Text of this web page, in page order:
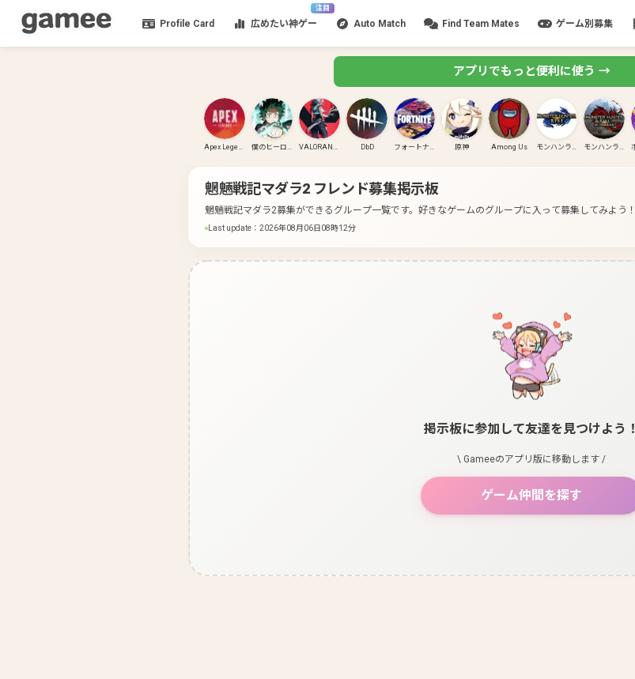
Profile Card
注目
広めたい神ゲー Auto Match Find Team Mates ゲーム別募集
アプリでもっと便利に使う →
Apex Legends 僕のヒーローアカデミア ULTRA RUMBLE VALORANT(PC) DbD フォートナイト 原神 Among Us モンハンライズ モンハンライズ:サンブレイク
魍魎戦記マダラ2 フレンド募集掲示板
魍魎戦記マダラ2募集ができるグループ一覧です。 好きなゲームのグループに入って募集してみよう！
Last update ： 2026年08月06日08時12分
掲示板に参加して友達を見つけよう！
\ Gameeのアプリ版に移動します /
ゲーム仲間を探す